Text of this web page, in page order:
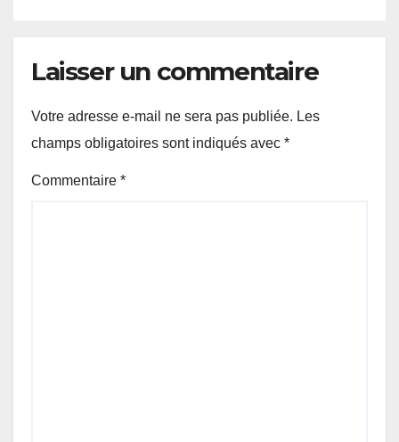
Laisser un commentaire
Votre adresse e-mail ne sera pas publiée. Les
champs obligatoires sont indiqués avec *
Commentaire *